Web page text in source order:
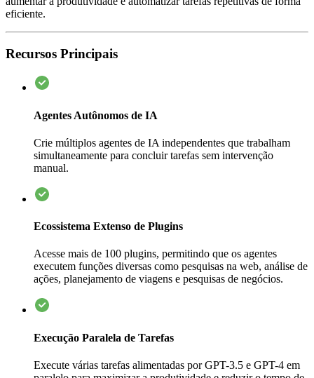
eficiente.
Recursos Principais
Agentes Autônomos de IA
Crie múltiplos agentes de IA independentes que trabalham
simultaneamente para concluir tarefas sem intervenção
manual.
Ecossistema Extenso de Plugins
Acesse mais de 100 plugins, permitindo que os agentes
executem funções diversas como pesquisas na web, análise de
ações, planejamento de viagens e pesquisas de negócios.
Execução Paralela de Tarefas
Execute várias tarefas alimentadas por GPT-3.5 e GPT-4 em